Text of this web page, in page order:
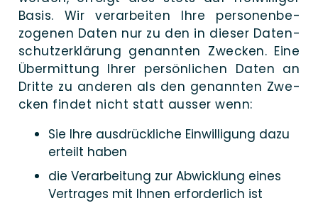
Basis. Wir ver­arbeiten Ihre per­sonen­be­
zogenen Daten nur zu den in die­ser Daten­
schutz­erklärung genann­ten Zwe­cken. Eine
Über­mittung Ihrer per­sönlichen Daten an
Drit­te zu ande­ren als den genann­ten Zwe­
cken fin­det nicht statt aus­ser wenn:
Sie Ihre aus­drück­li­che Ein­willigung dazu
er­teilt haben
die Ver­arbeitung zur Ab­wicklung eines
Ver­trages mit Ihnen er­forder­lich ist